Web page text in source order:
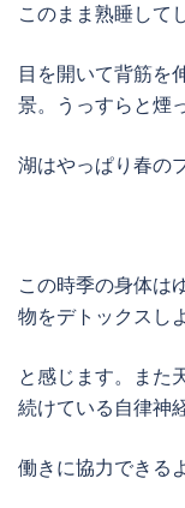
このまま熟睡して
目を開いて背筋を
景。うっすらと煙
湖はやっぱり春の
この時季の身体は
物をデトックスし
と感じます。また
続けている自律神
働きに協力できる